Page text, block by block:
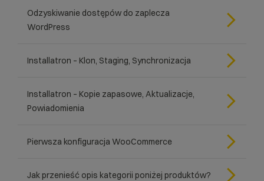
Odzyskiwanie dostępów do zaplecza
WordPress
Installatron – Klon, Staging, Synchronizacja
Installatron – Kopie zapasowe, Aktualizacje,
Powiadomienia
Pierwsza konfiguracja WooCommerce
Jak przenieść opis kategorii poniżej produktów?